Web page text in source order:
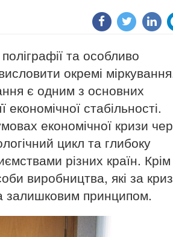
та особливо
окремі
є одним з основних
стабільності.
економічної кризи
цикл та глибоку
різних країн. Крім
виробництва, які за
залишковим принципом.